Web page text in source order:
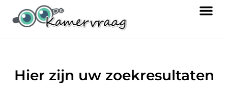
Hier zijn uw zoekresultaten